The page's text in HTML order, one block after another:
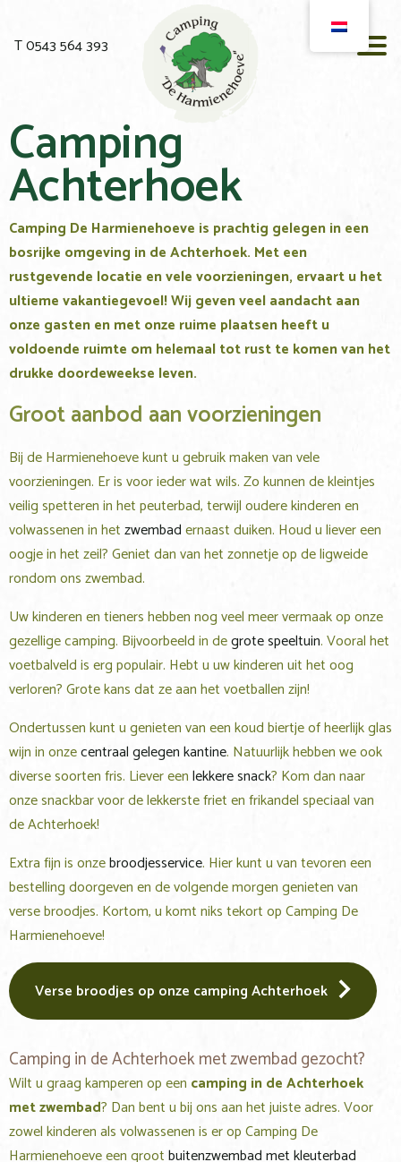
T 0543 564 393
Camping
Achterhoek
Camping De Harmienehoeve is prachtig gelegen in een
bosrijke omgeving in de Achterhoek. Met een
rustgevende locatie en vele voorzieningen, ervaart u het
ultieme vakantiegevoel! Wij geven veel aandacht aan
onze gasten en met onze ruime plaatsen heeft u
voldoende ruimte om helemaal tot rust te komen van het
drukke doordeweekse leven.
Groot aanbod aan voorzieningen
Bij de Harmienehoeve kunt u gebruik maken van vele
voorzieningen. Er is voor ieder wat wils. Zo kunnen de kleintjes
veilig spetteren in het peuterbad, terwijl oudere kinderen en
volwassenen in hetzwembadernaast duiken. Houd u liever een
oogje in het zeil? Geniet dan van het zonnetje op de ligweide
rondom ons zwembad.
Uw kinderen en tieners hebben nog veel meer vermaak op onze
gezellige camping. Bijvoorbeeld in degrote speeltuin. Vooral het
voetbalveld is erg populair. Hebt u uw kinderen uit het oog
verloren? Grote kans dat ze aan het voetballen zijn!
Ondertussen kunt u genieten van een koud biertje of heerlijk glas
wijn in onzecentraal gelegen kantine. Natuurlijk hebben we ook
diverse soorten fris. Liever eenlekkere snack? Kom dan naar
onze snackbar voor de lekkerste friet en frikandel speciaal van
de Achterhoek!
Extra fijn is onzebroodjesservice. Hier kunt u van tevoren een
bestelling doorgeven en de volgende morgen genieten van
verse broodjes. Kortom, u komt niks tekort op Camping De
Harmienehoeve!
Verse broodjes op onze camping Achterhoek
Camping in de Achterhoek met zwembad gezocht?
Wilt u graag kamperen op een camping in de Achterhoek
met zwembad? Dan bent u bij ons aan het juiste adres. Voor
zowel kinderen als volwassenen is er op Camping De
Harmienehoeve een grootbuitenzwembad met kleuterbad